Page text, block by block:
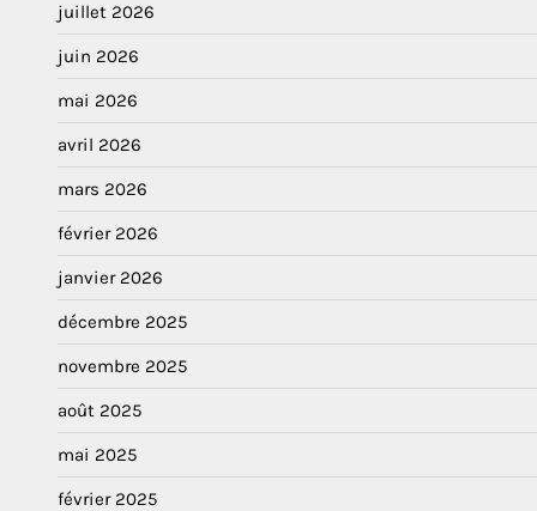
juillet 2026
juin 2026
mai 2026
avril 2026
mars 2026
février 2026
janvier 2026
décembre 2025
novembre 2025
août 2025
mai 2025
février 2025